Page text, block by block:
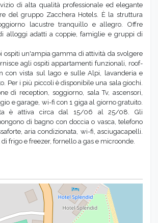
di alta qualità professionale ed elegante
del gruppo Zacchera Hotels. È la struttura
lacustre tranquillo e allegro. Offre
alloggi adatti a coppie, famiglie e gruppi di
ospiti un'ampia gamma di attività da svolgere
agli ospiti appartamenti funzionali, roof-
con vista sul lago e sulle Alpi, lavanderia e
Per i più piccoli è disponibile una sala giochi.
di reception, soggiorno, sala Tv, ascensori,
e garage, wi-fi con 1 giga al giorno gratuito.
è attiva circa dal 15/06 al 25/08. Gli
di bagno con doccia o vasca, telefono
aria condizionata, wi-fi, asciugacapelli.
frigo e freezer, fornello a gas e microonde.